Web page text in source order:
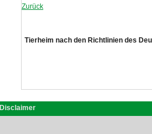
Zurück
Tierheim nach den Richtlinien des
Disclaimer